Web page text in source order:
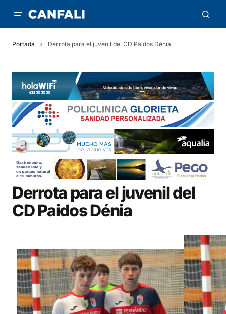
Portada Derrota para el juvenil del CD Paidos Dénia
Derrota para el juvenil del
CD Paidos Dénia